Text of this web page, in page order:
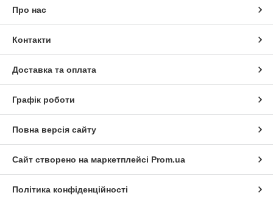
Про нас
Контакти
Доставка та оплата
Графік роботи
Повна версія сайту
Сайт створено на маркетплейсі Prom.ua
Політика конфіденційності